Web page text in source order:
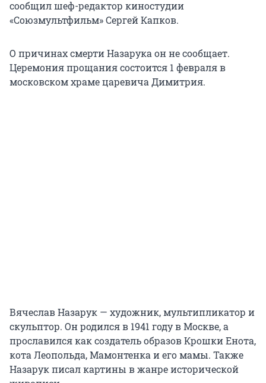
сообщил шеф-редактор киностудии
«Союзмультфильм» Сергей Капков.
О причинах смерти Назарука он не сообщает.
Церемония прощания состоится 1 февраля в
московском храме царевича Димитрия.
Вячеслав Назарук — художник, мультипликатор и
скульптор. Он родился в 1941 году в Москве, а
прославился как создатель образов Крошки Енота,
кота Леопольда, Мамонтенка и его мамы. Также
Назарук писал картины в жанре исторической